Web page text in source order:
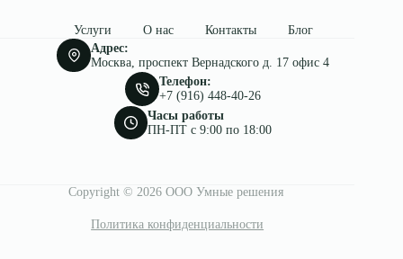
Услуги О нас Контакты
Блог
Адрес:
Москва, проспект Вернадского д. 17 офис 4
Телефон:
+7 (916) 448-40-26
Часы работы
ПН-ПТ c 9:00 по 18:00
Copyright © 2026 ООО Умные решения
Политика конфиденциальности